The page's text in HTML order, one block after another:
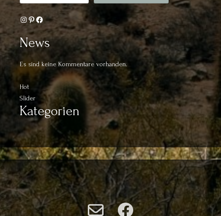
Instagram
Pinterest
Facebook
News
Es sind keine Kommentare vorhanden.
Hot
Slider
Kategorien